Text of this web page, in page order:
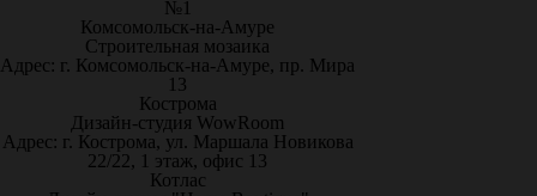
№1
Комсомольск-на-Амуре
Строительная мозаика
Адрес: г. Комсомольск-на-Амуре, пр. Мира
13
Кострома
Дизайн-студия WowRoom
Адрес: г. Кострома, ул. Маршала Новикова
22/22, 1 этаж, офис 13
Котлас